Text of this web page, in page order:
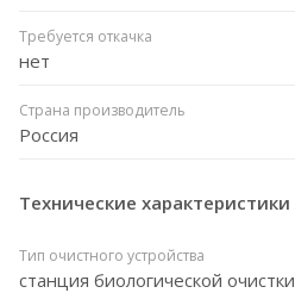
Требуется откачка
нет
Страна производитель
Россия
Технические характеристики
Тип очистного устройства
станция биологической очистки